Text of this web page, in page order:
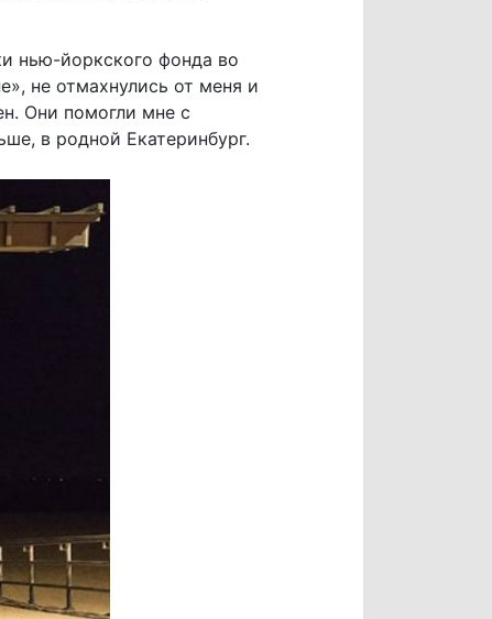
нью-йоркского фонда во
не отмахнулись от меня и
Они помогли мне с
в родной Екатеринбург.